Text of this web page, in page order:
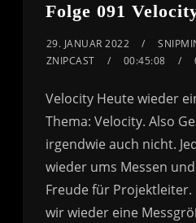
Folge 091
29. JANUAR 2022
ZNIPCAST
00:45:08
Velocity Heute wieder
Thema: Velocity. Also
irgendwie auch nicht.
wieder ums Messen
Freude für
wir wieder eine